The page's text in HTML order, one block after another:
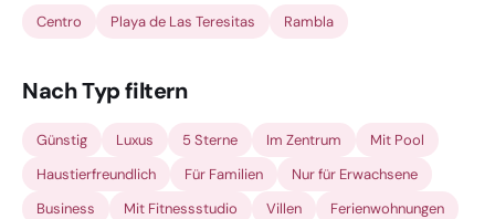
Centro Playa de Las Teresitas Rambla
Nach Typ filtern
Günstig Luxus 5 Sterne Im Zentrum
Mit Pool
Haustierfreundlich
Für Familien
Nur für Erwachsene
Business
Mit Fitnessstudio Villen
Ferienwohnungen